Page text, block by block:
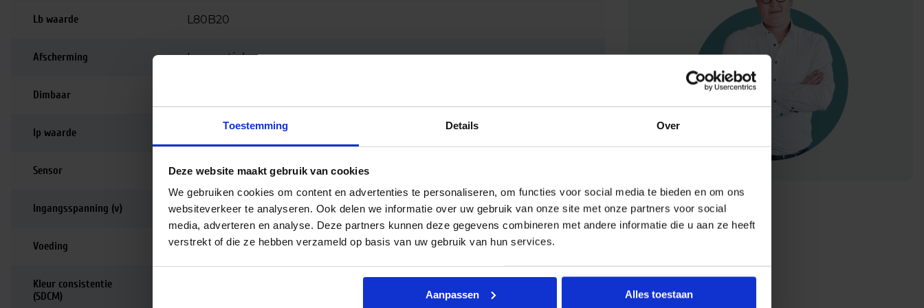
Toestemming Details Over
Deze website maakt gebruik van cookies
We gebruiken cookies om content en advertenties te personaliseren, om functies voor social media te bieden en om ons
websiteverkeer te analyseren. Ook delen we informatie over uw gebruik van onze site met onze partners voor social
media, adverteren en analyse. Deze partners kunnen deze gegevens combineren met andere informatie die u aan ze heeft
verstrekt of die ze hebben verzameld op basis van uw gebruik van hun services.
Aanpassen Alles toestaan
Lb waarde L80B20
Afscherming Lensoptiek
Dimbaar
Ip waarde
Sensor Nee
Ingangsspanning (v) 220-240
Voeding Driver inbegrepen
Kleur consistentie
(SDCM)